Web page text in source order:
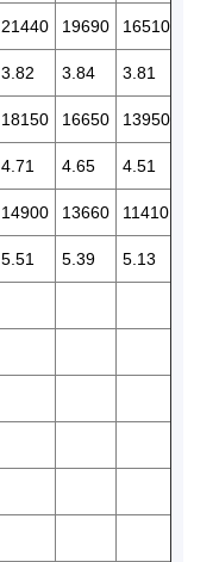
21440 19690 16510
3.82 3.84 3.81
18150 16650 13950
4.71 4.65 4.51
14900 13660 11410
5.51 5.39 5.13